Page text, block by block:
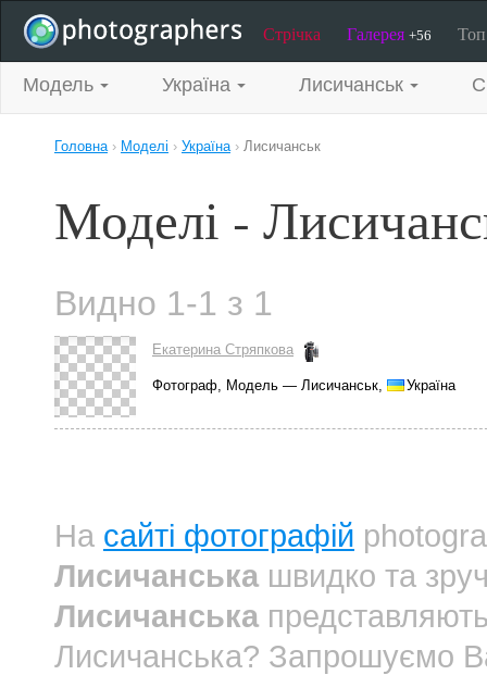
Стрічка Галерея +56
Модель Україна Лисичанськ
Головна› Моделі › Україна› Лисичанськ
Моделі -
Видно 1-1 з 1
Екатерина Стряпкова
Фотограф, Модель — Лисичанськ, Україна
На сайті фотографій
Лисичанськашвидко та
Лисичанська
Лисичанська? Запрошуємо